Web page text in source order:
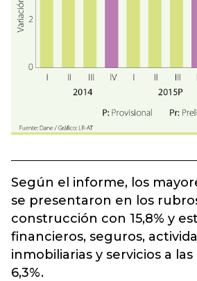
Según el informe, los
se presentaron en los
construcción con 15,8% y
financieros, seguros,
inmobiliarias y servicios a
6,3%.